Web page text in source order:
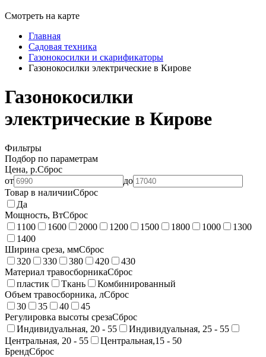
Смотреть на карте
Главная
Садовая техника
Газонокосилки и скарификаторы
Газонокосилки электрические в Кирове
Газонокосилки
электрические в Кирове
Фильтры
Подбор по параметрам
Цена, р.Сброс
от
до
Товар в наличииСброс
Да
Мощность, ВтСброс
1100
1600 2000 1200 1500 1800 1000
1300
1400
Ширина среза, ммСброс
320
330 380 420
430
Материал травосборникаСброс
пластик
Ткань
Комбинированный
Объем травосборника, лСброс
30
35 40
45
Регулировка высоты срезаСброс
Индивидуальная, 20 - 55
Индивидуальная, 25 - 55
Центральная, 20 - 55
Центральная,15 - 50
БрендСброс